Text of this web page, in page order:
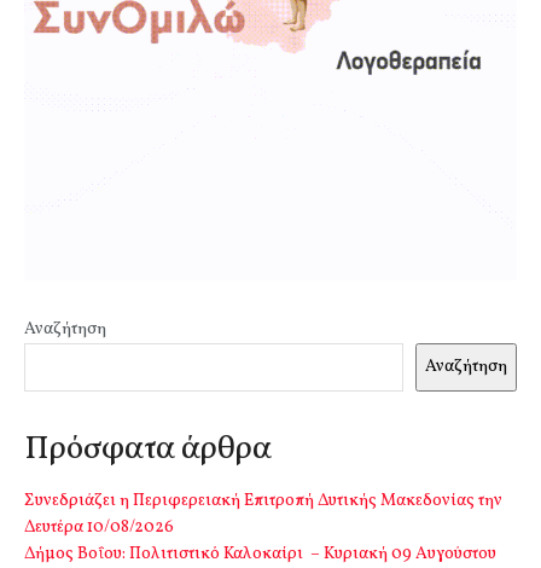
Αναζήτηση
Αναζήτηση
Πρόσφατα άρθρα
Συνεδριάζει η Περιφερειακή Επιτροπή Δυτικής Μακεδονίας την
Δευτέρα 10/08/2026
Δήμος Βοΐου: Πολιτιστικό Καλοκαίρι – Κυριακή 09 Αυγούστου